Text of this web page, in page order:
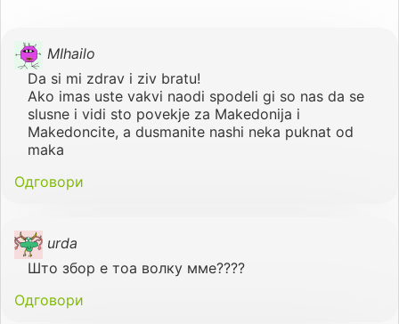
MIhailo
Da si mi zdrav i ziv bratu!
Ako imas uste vakvi naodi spodeli gi so nas da se
slusne i vidi sto povekje za Makedonija i
Makedoncite, a dusmanite nashi neka puknat od
maka
Одговори
urda
Што збор е тоа волку мме????
Одговори